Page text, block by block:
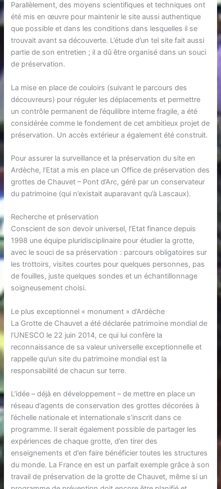
Parallèlement, des moyens scientifiques et techniques ont
été mis en œuvre pour maintenir le site aussi authentique
que possible et dans les conditions dans lesquelles il se
trouvait avant sa découverte. L’étude d’un tel site fait aussi
partie de son entretien ; il a dû être organisé dans un souci
de préservation.
La mise en place de couloirs (suivant le parcours des
découvreurs) pour réguler les déplacements et permettre
un contrôle permanent de l’équilibre interne fragile, a été
considérée comme le fondement de cet ambitieux projet de
préservation. Un accès extérieur a également été construit.
Pour assurer la surveillance et la préservation du site en
Ardèche, l’Etat a mis en place un Office de préservation des
grottes de Chauvet – Pont d’Arc, géré par un conservateur
du patrimoine (qui n’existait auparavant qu’à Lascaux).
Recherche et préservation
Conscient de son devoir universel, l’Etat finance depuis
1998 une équipe pluridisciplinaire pour étudier la grotte,
avec le souci de sa préservation : parcours obligatoires sur
les trottoirs, visites courtes pour quelques personnes, pas
de fouilles, juste quelques sondes et un échantillonnage
soigneusement choisi.
Le plus exceptionnel « monument » d’Ardèche
La Grotte de Chauvet a été déclarée patrimoine mondial de
l’UNESCO le 22 juin 2014, ce qui lui confère la
reconnaissance de sa valeur universelle exceptionnelle et
rappelle qu’un site du patrimoine mondial est la
responsabilité de chacun sur terre.
L’idée – déjà en développement – de mettre en place un
réseau d’agents de conservation des grottes décorées à
l’échelle nationale et internationale s’inscrit dans ce
programme. Il serait également possible de partager les
expériences de chaque grotte, d’en tirer des
enseignements et d’en faire bénéficier toutes les structures
du monde. La France en est un parfait exemple grâce à son
travail de préservation de la grotte de Chauvet, même si un